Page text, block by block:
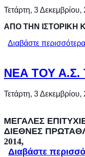
Τετάρτη, 3
ΑΠΟ ΤΗΝ ΙΣΤΟΡΙΚΗ
Διαβάστε περισσότερα
ΝΕΑ ΤΟΥ
Τετάρτη, 3
ΜΕΓΑΛΕΣ
ΔΙΕΘΝΕΣ
2014,
Διαβάστε